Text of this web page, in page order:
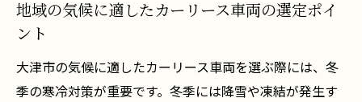
ョン活用法
法
地元ディーラーとの連携で安心なリース生
地域の気候に適したカーリース車両の選定ポイ
ント
大津市の気候に適したカーリース車両を選ぶ際には、冬
季の寒冷対策が重要です。冬季には降雪や凍結が発生す